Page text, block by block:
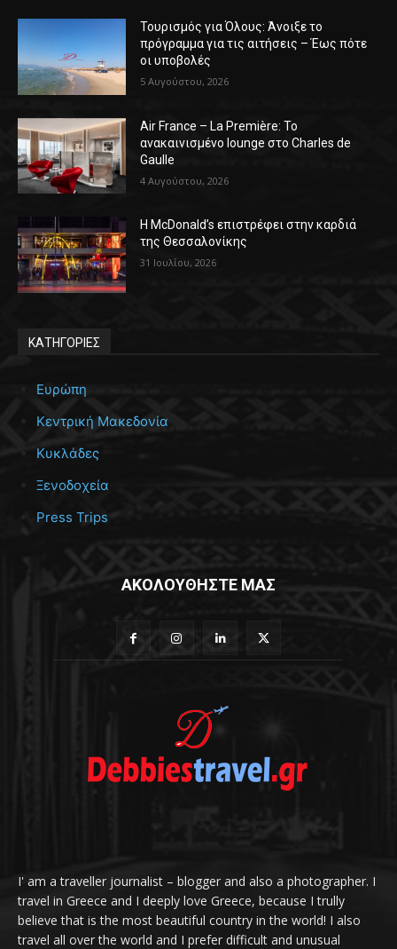
Τουρισμός για Όλους: Άνοιξε το
πρόγραμμα για τις αιτήσεις – Έως πότε
οι υποβολές
5 Αυγούστου, 2026
Air France – La Première: Το
ανακαινισμένο lounge στο Charles de
Gaulle
4 Αυγούστου, 2026
Η McDonald’s επιστρέφει στην καρδιά
της Θεσσαλονίκης
31 Ιουλίου, 2026
ΚΑΤΗΓΟΡΙΕΣ
Ευρώπη
Κεντρική Μακεδονία
Κυκλάδες
Ξενοδοχεία
Press Trips
ΑΚΟΛΟΥΘΗΣΤΕ ΜΑΣ
I' am a traveller journalist – blogger and also a photographer. I
travel in Greece and I deeply love Greece, because I trully
believe that is the most beautiful country in the world! I also
travel all over the world and I prefer difficult and unusual